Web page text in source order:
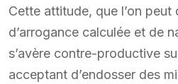
Cette attitude, que l’on peut
d’arrogance calculée et de
s’avère contre-productive
acceptant d’endosser des